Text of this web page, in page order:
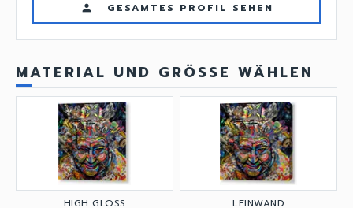
person GESAMTES PROFIL SEHEN
MATERIAL UND GRÖSSE WÄHLEN
HIGH GLOSS
LEINWAND